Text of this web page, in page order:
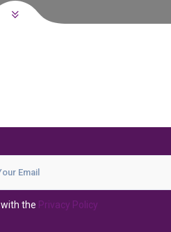
with the Privacy Policy